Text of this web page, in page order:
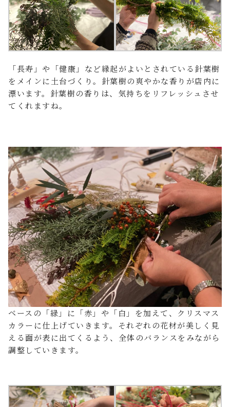
「長寿」や「健康」など縁起がよいとされている針葉樹
をメインに土台づくり。針葉樹の爽やかな香りが店内に
漂います。針葉樹の香りは、気持ちをリフレッシュさせ
てくれますね。
ベースの「緑」に「赤」や「白」を加えて、クリスマス
カラーに仕上げていきます。それぞれの花材が美しく見
える面が表に出てくるよう、全体のバランスをみながら
調整していきます。